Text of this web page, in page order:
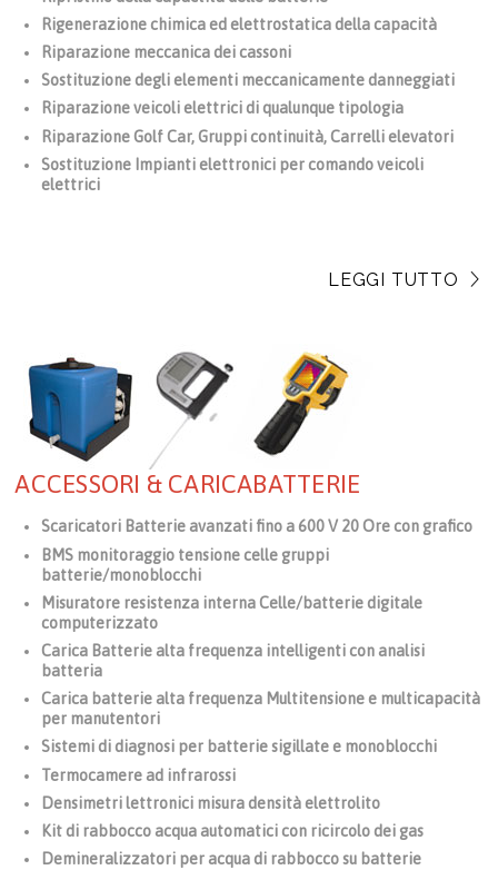
Rigenerazione chimica ed elettrostatica della capacità
Riparazione meccanica dei cassoni
Sostituzione degli elementi meccanicamente danneggiati
Riparazione veicoli elettrici di qualunque tipologia
Riparazione Golf Car, Gruppi continuità, Carrelli elevatori
Sostituzione Impianti elettronici per comando veicoli
elettrici
LEGGI TUTTO
ACCESSORI & CARICABATTERIE
Scaricatori Batterie avanzati fino a 600 V 20 Ore con grafico
BMS monitoraggio tensione celle gruppi
batterie/monoblocchi
Misuratore resistenza interna Celle/batterie digitale
computerizzato
Carica Batterie alta frequenza intelligenti con analisi
batteria
Carica batterie alta frequenza Multitensione e multicapacità
per manutentori
Sistemi di diagnosi per batterie sigillate e monoblocchi
Termocamere ad infrarossi
Densimetri lettronici misura densità elettrolito
Kit di rabbocco acqua automatici con ricircolo dei gas
Demineralizzatori per acqua di rabbocco su batterie